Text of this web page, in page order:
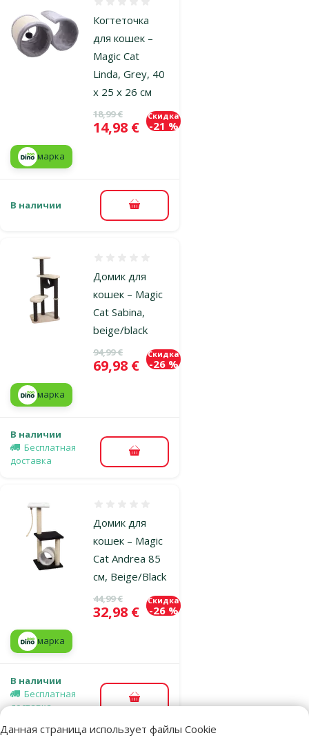
Данная страница использует файлы Cookie
Когтеточка
для кошек –
Magic Cat
Linda, Grey, 40
x 25 x 26 см
Исходная цена
18,99 €
Цена
14,98 €
Скидка
-21 %
марка
В наличии В корзину
Домик для
кошек – Magic
Cat Sabina,
beige/black
Исходная цена
94,99 €
Цена
69,98 €
Скидка
-26 %
марка
В наличии
Бесплатная
доставка
В корзину
Домик для
кошек – Magic
Cat Andrea 85
см, Beige/Black
Исходная цена
44,99 €
Цена
32,98 €
Скидка
-26 %
марка
В наличии
Бесплатная
доставка
В корзину